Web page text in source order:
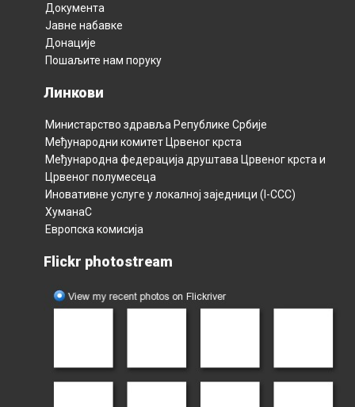
Документа
Јавне набавке
Донације
Пошаљите нам поруку
Линкови
Министарство здравља Републикe Србијe
Међународни комитет Црвеног крста
Међународна федерација друштава Црвеног крста и
Црвеног полумесецa
Иновативне услуге у локалној заједници (I-CCC)
ХуманаС
Европска комисија
Flickr photostream